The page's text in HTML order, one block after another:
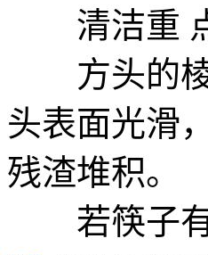
清洁重 点
方头的棱
头表面光滑
残渣堆积。
若筷子有